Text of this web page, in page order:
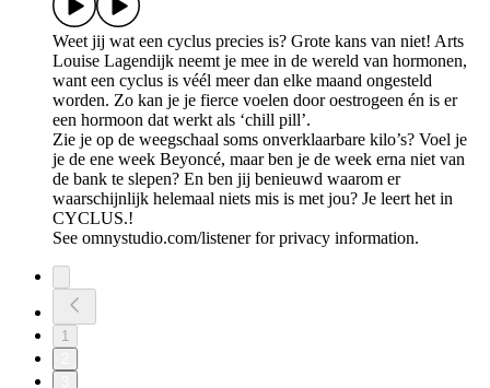
Weet jij wat een cyclus precies is? Grote kans van niet! Arts
Louise Lagendijk neemt je mee in de wereld van hormonen,
want een cyclus is véél meer dan elke maand ongesteld
worden. Zo kan je je fierce voelen door oestrogeen én is er
een hormoon dat werkt als ‘chill pill’.
Zie je op de weegschaal soms onverklaarbare kilo’s? Voel je
je de ene week Beyoncé, maar ben je de week erna niet van
de bank te slepen? En ben jij benieuwd waarom er
waarschijnlijk helemaal niets mis is met jou? Je leert het in
CYCLUS.!
See omnystudio.com/listener for privacy information.
1